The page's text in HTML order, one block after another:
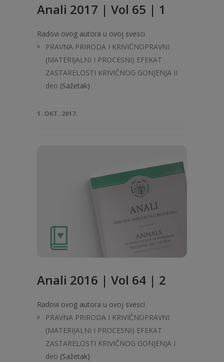
Anali 2017 | Vol 65 | 1
Radovi ovog autora u ovoj svesci
PRAVNA PRIRODA I KRIVIČNOPRAVNI
(MATERIJALNI I PROCESNI) EFEKAT
ZASTARELOSTI KRIVIČNOG GONJENJA II
deo (Sažetak)
1. OKT. 2017.
Anali 2016 | Vol 64 | 2
Radovi ovog autora u ovoj svesci
PRAVNA PRIRODA I KRIVIČNOPRAVNI
(MATERIJALNI I PROCESNI) EFEKAT
ZASTARELOSTI KRIVIČNOG GONJENJA I
deo (Sažetak)